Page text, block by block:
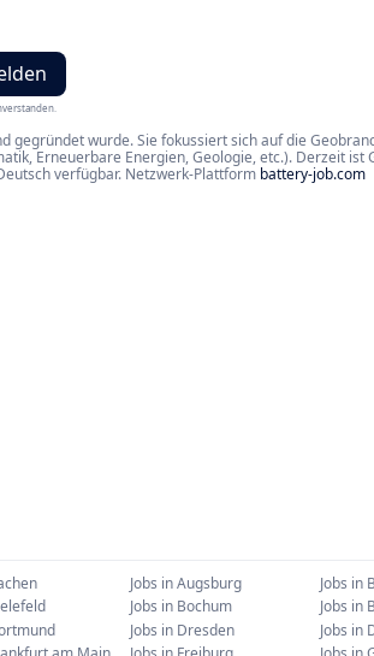
gegründet wurde. Sie fokussiert sich auf die
Erneuerbare Energien, Geologie, etc.). Derzeit ist
verfügbar. Netzwerk-Plattform battery-job.com
Jobs inAugsburg Jobs in
Jobs in Bochum Jobs in
Jobs in Dresden Jobs in